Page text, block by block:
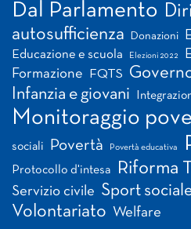
Dal Parlamento
autosufficienza
Donazioni
Educazione e scuola Elezioni 2022
Formazione FQTS
Infanzia e giovani
Monitoraggio
sociali Povertà Povertà educativa
Protocollo d'intesa Riforma
Servizio civile Sport
Volontariato Welfare